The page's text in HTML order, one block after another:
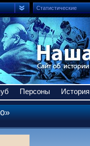
Статистические
Персоны История